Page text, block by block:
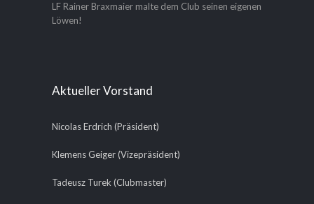
LF Rainer Braxmaier malte dem Club seinen eigenen
Löwen!
Aktueller Vorstand
Nicolas Erdrich (Präsident)
Klemens Geiger (Vizepräsident)
Tadeusz Turek (Clubmaster)